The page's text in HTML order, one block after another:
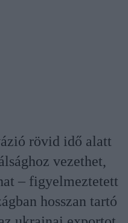
rövid idő alatt
vezethet,
– figyelmeztetett
hosszan tartó